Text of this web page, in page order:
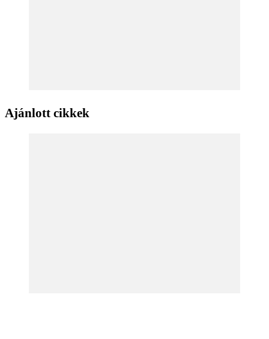
Ajánlott cikkek